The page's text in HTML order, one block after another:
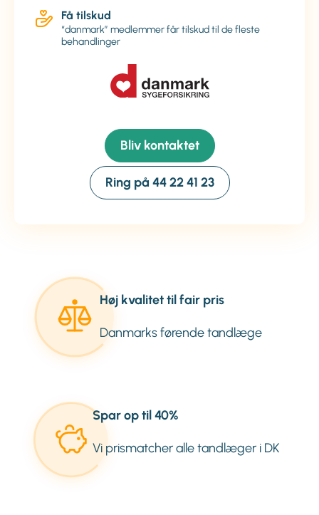
Få tilskud
“danmark” medlemmer får tilskud til de fleste
behandlinger
Bliv kontaktet
Ring på 44 22 41 23
Høj kvalitet til fair pris
Danmarks førende tandlæge
Spar op til 40%
Vi prismatcher alle tandlæger i DK